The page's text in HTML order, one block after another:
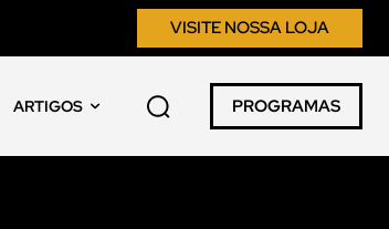
VISITE NOSSA LOJA
ARTIGOS PROGRAMAS